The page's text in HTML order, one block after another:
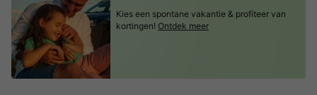
Kies een spontane vakantie & profiteer van
kortingen! Ontdek meer